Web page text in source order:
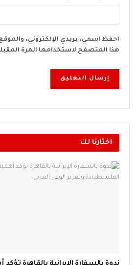
احفظ اسمي، بريدي الإلكتروني،
هذا المتصفح لاستخدامها المرة
اختارنا لك